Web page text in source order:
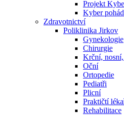
Projekt
Kyber
Zdravotnictví
Poliklinika Jirkov
Gynekologie
Chirurgie
Krční,
Oční
Ortopedie
Pediatři
Plicní
Praktičtí
Rehabilitace